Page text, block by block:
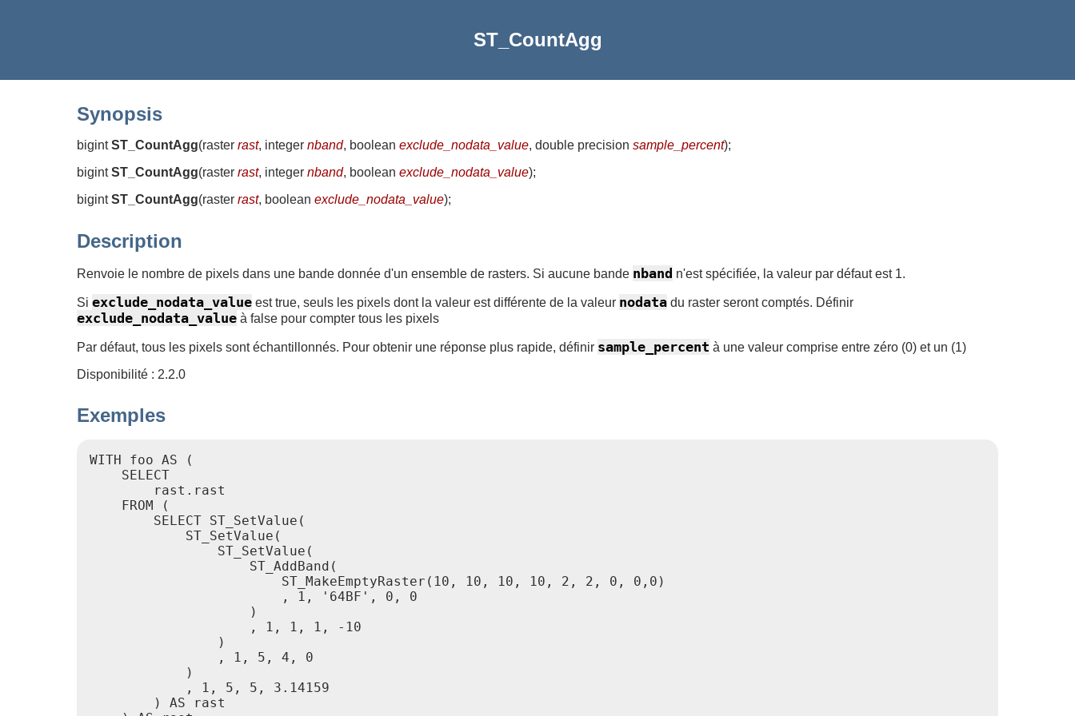
ST_CountAgg
Synopsis
bigintST_CountAgg(raster rast, integer nband, boolean exclude_nodata_value, double precision sample_percent);
bigintST_CountAgg(raster rast, integer nband, boolean exclude_nodata_value);
bigintST_CountAgg(raster rast, boolean exclude_nodata_value);
Description
Renvoie le nombre de pixels dans une bande donnée d'un ensemble de rasters. Si aucune bande nband n'est spécifiée, la valeur par défaut est 1.
Si exclude_nodata_value est true, seuls les pixels dont la valeur est différente de la valeur nodata du raster seront comptés. Définir
exclude_nodata_value à false pour compter tous les pixels
Par défaut, tous les pixels sont échantillonnés. Pour obtenir une réponse plus rapide, définir sample_percent à une valeur comprise entre zéro (0) et un (1)
Disponibilité : 2.2.0
Exemples
WITH foo AS (
    SELECT
        rast.rast
    FROM (
        SELECT ST_SetValue(
            ST_SetValue(
                ST_SetValue(
                    ST_AddBand(
                        ST_MakeEmptyRaster(10, 10, 10, 10, 2, 2, 0, 0,0)
                        , 1, '64BF', 0, 0
                    )
                    , 1, 1, 1, -10
                )
                , 1, 5, 4, 0
            )
            , 1, 5, 5, 3.14159
        ) AS rast